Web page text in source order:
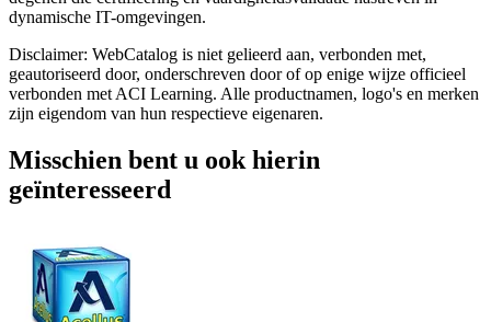
dynamische IT-omgevingen.
Disclaimer: WebCatalog is niet gelieerd aan, verbonden met,
geautoriseerd door, onderschreven door of op enige wijze officieel
verbonden met ACI Learning. Alle productnamen, logo's en merken
zijn eigendom van hun respectieve eigenaren.
Misschien bent u ook hierin
geïnteresseerd